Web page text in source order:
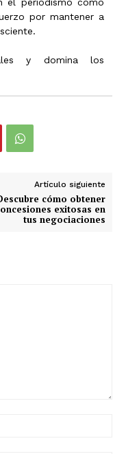
el periodismo como
por mantener a
y domina los
Artículo siguiente
cómo obtener
exitosas en
tus negociaciones